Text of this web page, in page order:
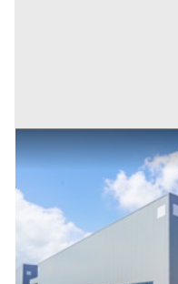
Fabbricati Costruiti
a Padova
(Padova)
Offerta minima
598.500 € 798.000 €
Codice asta:
Asta chiusa